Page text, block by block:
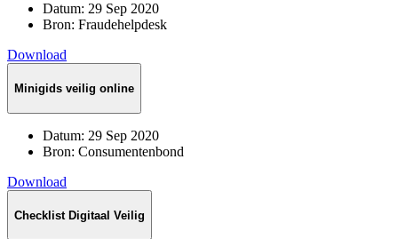
Datum: 29 Sep 2020
Bron: Fraudehelpdesk
Download
Minigids veilig online
Datum: 29 Sep 2020
Bron: Consumentenbond
Download
Checklist Digitaal Veilig